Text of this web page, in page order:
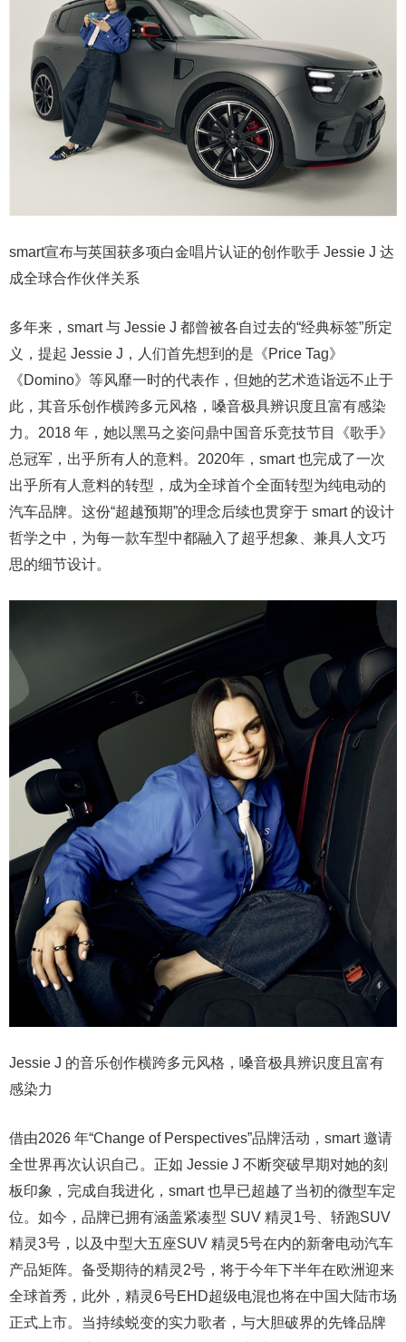
smart宣布与英国获多项白金唱片认证的创作歌手 Jessie J 达
成全球合作伙伴关系
多年来，smart 与 Jessie J 都曾被各自过去的“经典标签”所定
义，提起 Jessie J，人们首先想到的是《Price Tag》
《Domino》等风靡一时的代表作，但她的艺术造诣远不止于
此，其音乐创作横跨多元风格，嗓音极具辨识度且富有感染
力。2018 年，她以黑马之姿问鼎中国音乐竞技节目《歌手》
总冠军，出乎所有人的意料。2020年，smart 也完成了一次
出乎所有人意料的转型，成为全球首个全面转型为纯电动的
汽车品牌。这份“超越预期”的理念后续也贯穿于 smart 的设计
哲学之中，为每一款车型中都融入了超乎想象、兼具人文巧
思的细节设计。
Jessie J 的音乐创作横跨多元风格，嗓音极具辨识度且富有
感染力
借由2026 年“Change of Perspectives”品牌活动，smart 邀请
全世界再次认识自己。正如 Jessie J 不断突破早期对她的刻
板印象，完成自我进化，smart 也早已超越了当初的微型车定
位。如今，品牌已拥有涵盖紧凑型 SUV 精灵1号、轿跑SUV
精灵3号，以及中型大五座SUV 精灵5号在内的新奢电动汽车
产品矩阵。备受期待的精灵2号，将于今年下半年在欧洲迎来
全球首秀，此外，精灵6号EHD超级电混也将在中国大陆市场
正式上市。当持续蜕变的实力歌者，与大胆破界的先锋品牌